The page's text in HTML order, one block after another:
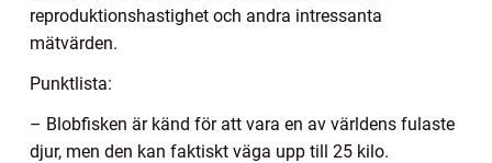
reproduktionshastighet och andra intressanta
mätvärden.
Punktlista:
– Blobfisken är känd för att vara en av världens fulaste
djur, men den kan faktiskt väga upp till 25 kilo.